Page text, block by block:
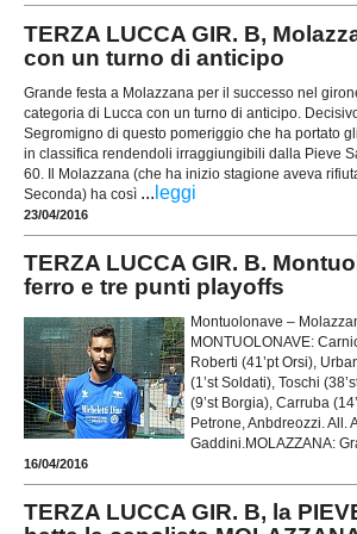
TERZA LUCCA GIR. B,
con un turno di anticipo
Grande festa a Molazzana per il successo nel
categoria di Lucca con un turno di anticipo.
Segromigno di questo pomeriggio che ha portato
in classifica rendendoli irraggiungibili dalla Pieve
60. Il Molazzana (che ha inizio stagione aveva
Seconda) ha così ... leggi
23/04/2016
TERZA LUCCA GIR. B.
ferro e tre punti playoffs
Montuolonave –
MONTUOLONAVE:
Roberti (41’pt Orsi),
(1’st Soldati), Toschi
(9’st Borgia), Carruba
Petrone, Anbdreozzi. All.
Gaddini.MOLAZZANA:
16/04/2016
TERZA LUCCA GIR. B, la